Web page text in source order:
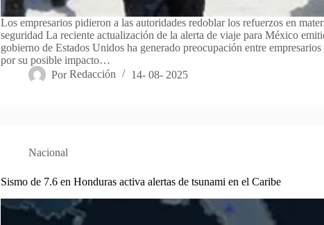
Los empresarios pidieron a las autoridades redoblar los refuerzos en
seguridad La reciente actualización de la alerta de viaje para México
gobierno de Estados Unidos ha generado preocupación entre empresarios
por su posible impacto…
Por Redacción 14- 08- 2025
Nacional
Sismo de 7.6 en Honduras activa alertas de tsunami en el Caribe